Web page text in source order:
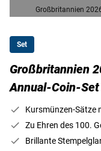
Großbritannien
Set
Großbritannien
Annual-Coin-Set
Kursmünzen-Sätze
Zu Ehren des 100.
Brillante